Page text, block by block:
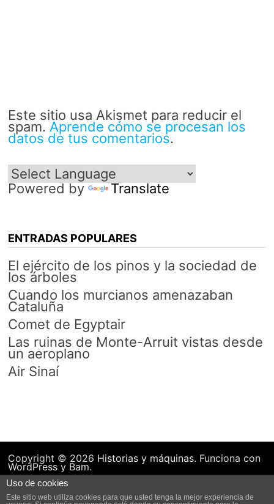
Este sitio usa Akismet para reducir el
spam. Aprende cómo se procesan los
datos de tus comentarios.
Powered by Translate
ENTRADAS POPULARES
El ejército de los pinos y la sociedad de
los árboles
Cuando los murcianos amenazaban
Cataluña
Comet de Egyptair
Las ruinas de Monte-Arruit vistas desde
un aeroplano
Air Sinaí
Copyright © 2026 Historias y máquinas. Funciona con
WordPressy Bam.
Uso de cookies
Este sitio web utiliza cookies para que usted tenga la mejor experiencia de